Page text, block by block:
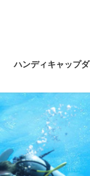
ハンディキャップ